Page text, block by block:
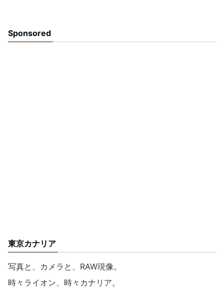
Sponsored
東京カナリア
写真と、カメラと、RAW現像。
時々ライオン、時々カナリア。